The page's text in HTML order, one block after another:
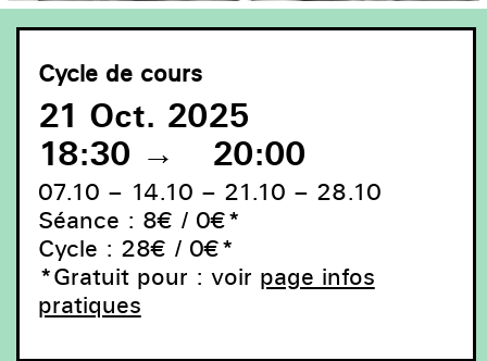
Cycle de cours
21 Oct. 2025
18:30 → 20:00
07.10 – 14.10 – 21.10 – 28.10
Séance : 8€ / 0€*
Cycle : 28€ / 0€*
*Gratuit pour : voir page infos
pratiques